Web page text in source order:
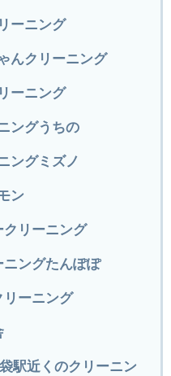
ーニング
んクリーニング
ーニング
ングうちの
ングミズノ
ン
クリーニング
ングたんぽぽ
リーニング
駅近くのクリーニン